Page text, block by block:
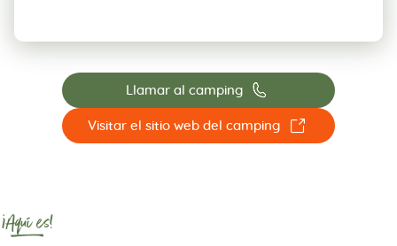
Llamar al camping 📞
Visitar el sitio web del camping ☐
¡Aquí es!